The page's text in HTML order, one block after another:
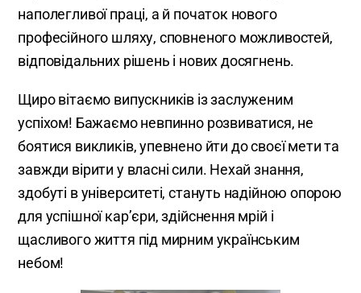
наполегливої праці, а й початок нового
професійного шляху, сповненого можливостей,
відповідальних рішень і нових досягнень.
Щиро вітаємо випускників із заслуженим
успіхом! Бажаємо невпинно розвиватися, не
боятися викликів, упевнено йти до своєї мети та
завжди вірити у власні сили. Нехай знання,
здобуті в університеті, стануть надійною опорою
для успішної кар’єри, здійснення мрій і
щасливого життя під мирним українським
небом!